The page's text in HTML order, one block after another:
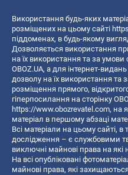
Використання будь-яких
розміщених на цьому сайті
піддоменах, в будь-якому
Дозволяється використання
на їх використання та за
OBOZ.UA, а для інтернет-
дозволу на їх використання та
розміщення прямого,
гіперпосилання на сторінку
https://www.obozrevatel.com, на
матеріал в першому абзаці
Всі матеріали на цьому сайті, в
дослідження – є службовими
виключні майнові права на
На всі опубліковані
майнові права, які